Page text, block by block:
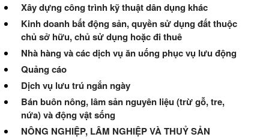
Xây dựng công trình kỹ thuật dân dụng khác
Kinh doanh bất động sản, quyền sử dụng đất thuộc
chủ sở hữu, chủ sử dụng hoặc đi thuê
Nhà hàng và các dịch vụ ăn uống phục vụ lưu động
Quảng cáo
Dịch vụ lưu trú ngắn ngày
Bán buôn nông, lâm sản nguyên liệu (trừ gỗ, tre,
nứa) và động vật sống
NÔNG NGHIỆP, LÂM NGHIỆP VÀ THUỶ SẢN